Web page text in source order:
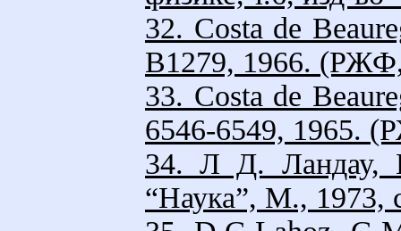
32. Costa de
B1279, 1966.
33. Costa de
6546-6549, 1965.
34. Л Д. Ландау,
“Наука”, М., 1973,